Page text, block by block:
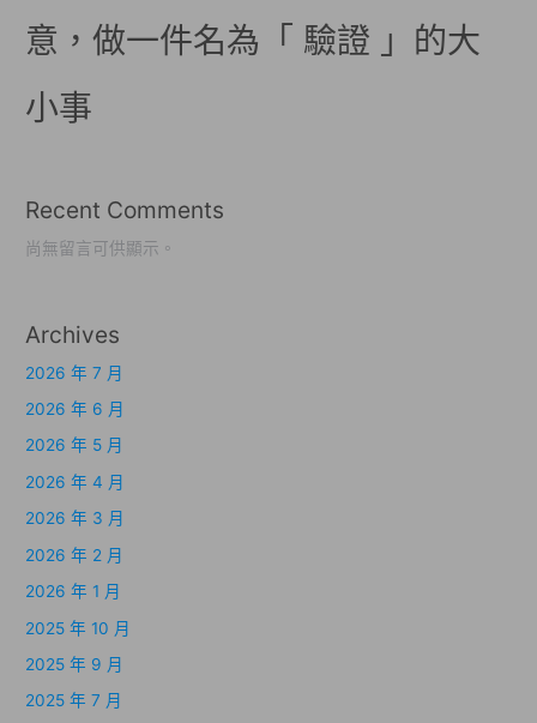
意，做一件名為「 驗證 」的大
小事
Recent Comments
尚無留言可供顯示。
Archives
2026 年 7 月
2026 年 6 月
2026 年 5 月
2026 年 4 月
2026 年 3 月
2026 年 2 月
2026 年 1 月
2025 年 10 月
2025 年 9 月
2025 年 7 月